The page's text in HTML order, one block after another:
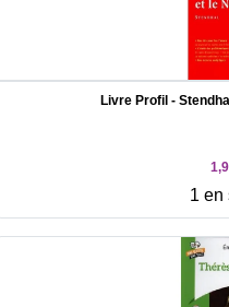
Livre Profil -
1 en